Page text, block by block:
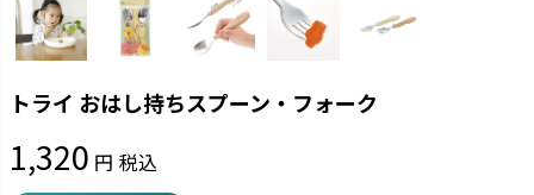
トライ おはし持ちスプーン・フォーク
1,320 税込